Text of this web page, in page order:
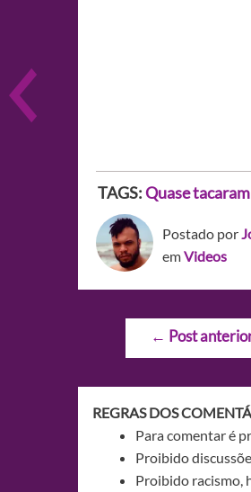
TAGS:Quase
Postado por
emVideos
Navegação
← Post
REGRAS DOS
Para comentar é
Proibido
Proibido racismo,